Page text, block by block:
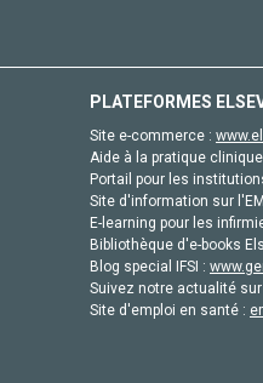
PLATEFORMES
Site e-commerce :
Aide à la pratique
Portail pour les
Site d'information sur
E-learning pour les
Bibliothèque d'e-books
Blog special IFSI :
Suivez notre actualité
Site d'emploi en santé :